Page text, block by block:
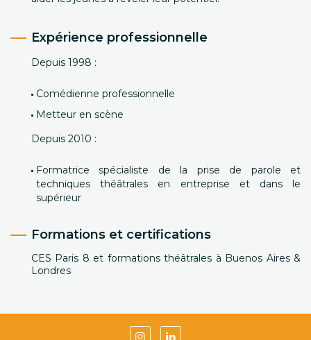
Expérience professionnelle
Depuis 1998 :
Comédienne professionnelle
Metteur en scène
Depuis 2010 :
Formatrice spécialiste de la prise de parole et
techniques théâtrales en entreprise et dans le
supérieur
Formations et certifications
CES Paris 8 et formations théâtrales à Buenos Aires &
Londres